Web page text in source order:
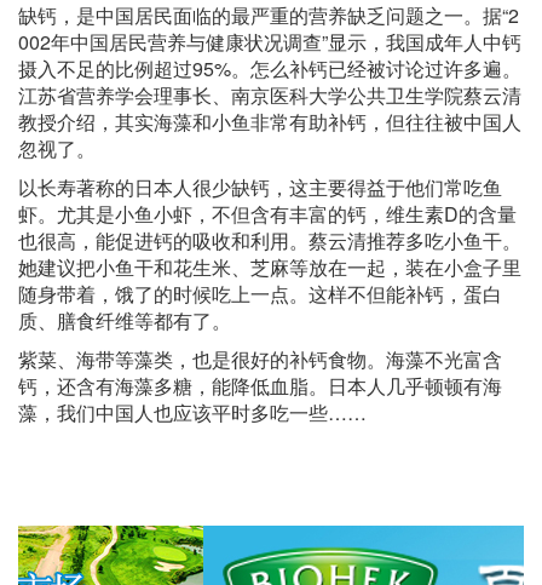
缺钙，是中国居民面临的最严重的营养缺乏问题之一。据“2
002年中国居民营养与健康状况调查”显示，我国成年人中钙
摄入不足的比例超过95%。怎么补钙已经被讨论过许多遍。
江苏省营养学会理事长、南京医科大学公共卫生学院蔡云清
教授介绍，其实海藻和小鱼非常有助补钙，但往往被中国人
忽视了。
以长寿著称的日本人很少缺钙，这主要得益于他们常吃鱼
虾。尤其是小鱼小虾，不但含有丰富的钙，维生素D的含量
也很高，能促进钙的吸收和利用。蔡云清推荐多吃小鱼干。
她建议把小鱼干和花生米、芝麻等放在一起，装在小盒子里
随身带着，饿了的时候吃上一点。这样不但能补钙，蛋白
质、膳食纤维等都有了。
紫菜、海带等藻类，也是很好的补钙食物。海藻不光富含
钙，还含有海藻多糖，能降低血脂。日本人几乎顿顿有海
藻，我们中国人也应该平时多吃一些……